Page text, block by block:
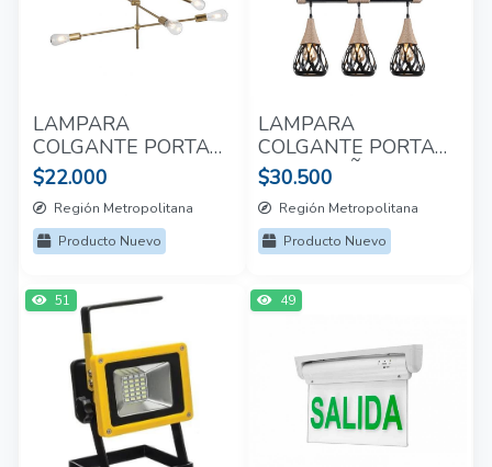
LAMPARA
COLGANTE PORTA
E27*6 ORO
$22.000
Región Metropolitana
Producto Nuevo
LAMPARA
COLGANTE PORTA
E27*3 CAÑAMO
$30.500
Región Metropolitana
Producto Nuevo
51 49